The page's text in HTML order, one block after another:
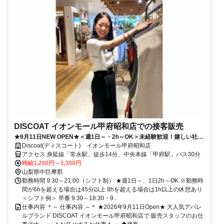
DISCOAT イオンモール甲府昭和店での接客販売
★9月11日NEW OPEN★＜週1日～・2h～OK＞未経験歓迎！嬉しい社割
あり◎アパレル大手パルグループ
Discoat(ディスコート) イオンモール甲府昭和店
アクセス 身延線「常永駅」徒歩14分、中央本線「甲府駅」バス30分
時給1,200円～1,300円
山梨県中巨摩郡
勤務時間 9:30～21:00（シフト制） ★週1日～、1日2h～OK ※勤務時
間が6hを超える場合は45分以上 8hを超える場合は1h以上の休憩あり
＜シフト例＞ 早番 9:30～18:30・9...
仕事内容 ＊～ 仕事内容 ～＊ ★2026年9月11日Open★ 大人気アパレ
ルブランド DISCOAT イオンモール甲府昭和店で 販売スタッフのお仕